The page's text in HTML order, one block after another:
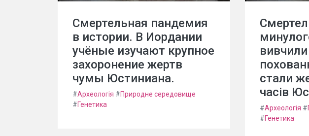
Смертельная пандемия
в истории. В Иордании
учёные изучают крупное
захоронение жертв
чумы Юстиниана.
#Археологія #Природне середовище
#Генетика
стали
часів
#Археологія #
#Генетика